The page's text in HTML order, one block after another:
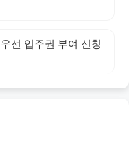
선 입주권 부여 신청